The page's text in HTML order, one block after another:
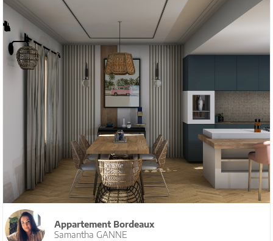
Appartement Bordeaux
Samantha GANNE